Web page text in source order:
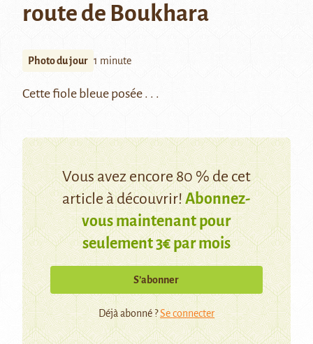
route de Boukhara
Photo du jour 1 minute
Cette fiole bleue posée . . .
Vous avez encore 80 % de cet
article à découvrir!Abonnez-
vous maintenant pour
seulement 3€ par mois
S’abonner
Déjà abonné ?Se connecter